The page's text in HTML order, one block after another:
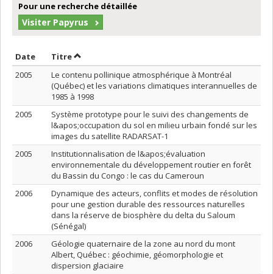
Pour une recherche détaillée
Visiter Papyrus
Date Trier par date en ordre décroissant
TitreTrier par titre en ordre décroissant
2005
Le contenu pollinique atmosphérique à Montréal
(Québec) et les variations climatiques interannuelles de
1985 à 1998
2005
Système prototype pour le suivi des changements de
l&apos;occupation du sol en milieu urbain fondé sur les
images du satellite RADARSAT-1
2005
Institutionnalisation de l&apos;évaluation
environnementale du développement routier en forêt
du Bassin du Congo : le cas du Cameroun
2006
Dynamique des acteurs, conflits et modes de résolution
pour une gestion durable des ressources naturelles
dans la réserve de biosphère du delta du Saloum
(Sénégal)
2006
Géologie quaternaire de la zone au nord du mont
Albert, Québec : géochimie, géomorphologie et
dispersion glaciaire